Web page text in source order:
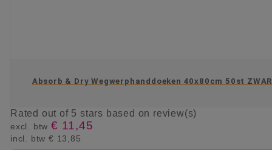
Absorb & Dry Wegwerphanddoeken 40x80cm 50st
Rated out of 5 stars based on review(s)
excl. btw € 11,45
incl. btw € 13,85